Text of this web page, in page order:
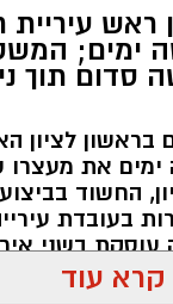
אזהרה
שנתפסו
סניפי רשת
לאחר
שנאספו
הבריאות
עיריית
ימים;
תוך
לציון
את מעצרו
החשוד
בעובדת
עוסקת בשני
נוספים משנת
קרא עוד